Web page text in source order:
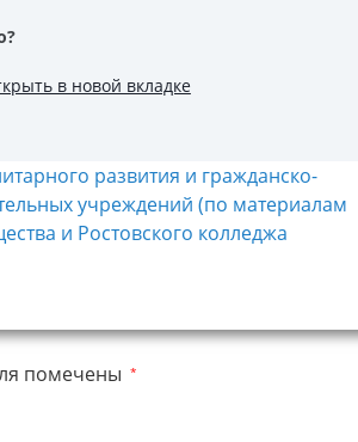
в новой вкладке
развития и гражданско-
учреждений (по материалам
и Ростовского колледжа
помечены *